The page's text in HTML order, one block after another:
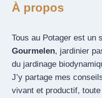
À propos
Tous au Potager est un
Gourmelen, jardinier
du jardinage
J’y partage mes
vivant et productif, toute